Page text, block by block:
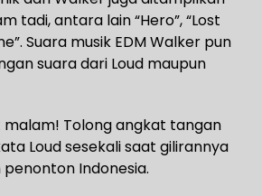
tadi, antara lain “Hero”, “Lost
Suara musik EDM Walker pun
suara dari Loud maupun
malam! Tolong angkat tangan
Loud sesekali saat gilirannya
Indonesia.